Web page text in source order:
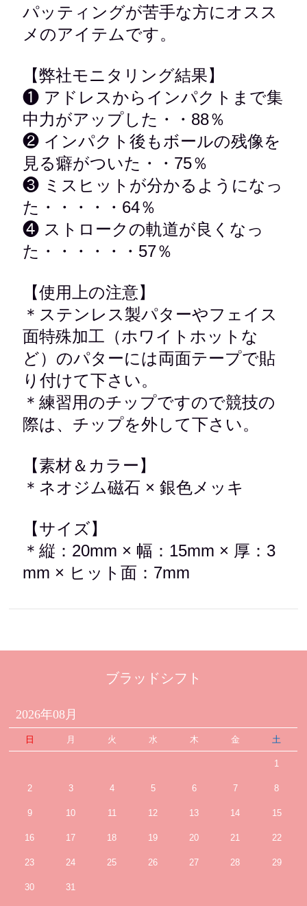
パッティングが苦手な方にオスス
メのアイテムです。
【弊社モニタリング結果】
❶ アドレスからインパクトまで集
中力がアップした・・88％
❷ インパクト後もボールの残像を
見る癖がついた・・75％
❸ ミスヒットが分かるようになっ
た・・・・・64％
❹ ストロークの軌道が良くなっ
た・・・・・・57％
【使用上の注意】
＊ステンレス製パターやフェイス
面特殊加工（ホワイトホットな
ど）のパターには両面テープで貼
り付けて下さい。
＊練習用のチップですので競技の
際は、チップを外して下さい。
【素材＆カラー】
＊ネオジム磁石 × 銀色メッキ
【サイズ】
＊縦：20mm × 幅：15mm × 厚：3
mm × ヒット面：7mm
ブラッドシフト
2026年08月
日 月 火 水 木 金 土
1
2 3 4 5 6 7 8
9 10 11 12 13 14 15
16 17 18 19 20 21 22
23 24 25 26 27 28 29
30 31